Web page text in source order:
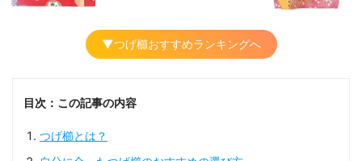
▼つげ櫛おすすめランキングへ
目次：この記事の内容
つげ櫛とは？